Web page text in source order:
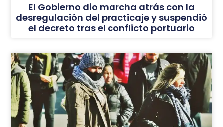
El Gobierno dio marcha atrás con la
desregulación del practicaje y suspendió
el decreto tras el conflicto portuario